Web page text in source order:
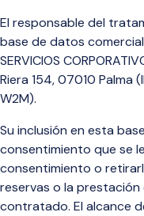
El responsable del
base de datos
SERVICIOS
Riera 154, 07010 Palma
W2M).
Su inclusión en esta
consentimiento que se
consentimiento o
reservas o la prestación
contratado. El alcance